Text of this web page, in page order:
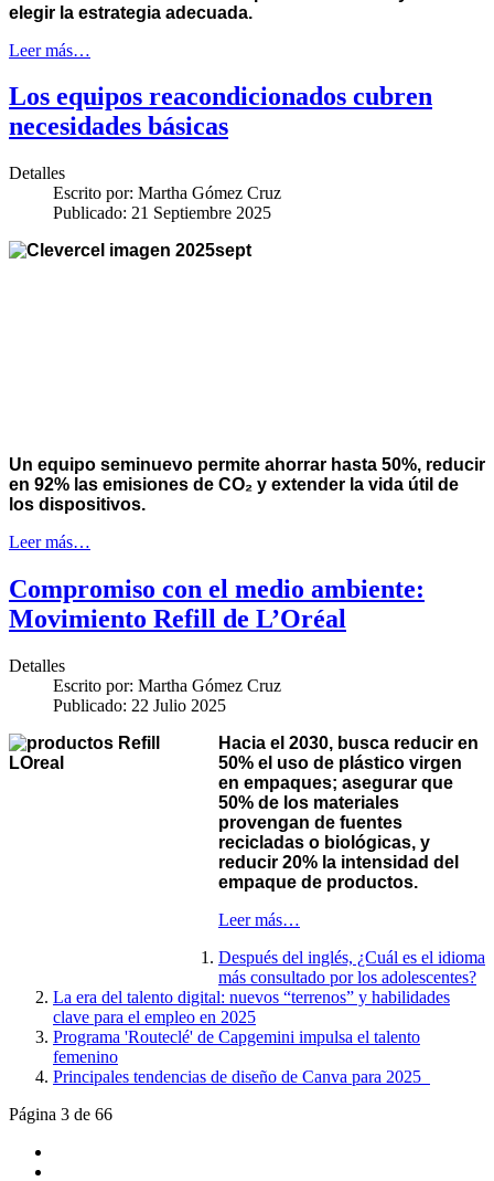
elegir la estrategia adecuada.
Leer más…
Los equipos reacondicionados cubren
necesidades básicas
Detalles
Escrito por: Martha Gómez Cruz
Publicado: 21 Septiembre 2025
Un equipo seminuevo permite ahorrar hasta 50%, reducir
en 92% las emisiones de CO₂ y extender la vida útil de
los dispositivos.
Leer más…
Compromiso con el medio ambiente:
Movimiento Refill de L’Oréal
Detalles
Escrito por: Martha Gómez Cruz
Publicado: 22 Julio 2025
Hacia el 2030, busca reducir en
50% el uso de plástico virgen
en empaques; asegurar que
50% de los materiales
provengan de fuentes
recicladas o biológicas, y
reducir 20% la intensidad del
empaque de productos.
Leer más…
Después del inglés, ¿Cuál es el idioma
más consultado por los adolescentes?
La era del talento digital: nuevos “terrenos” y habilidades
clave para el empleo en 2025
Programa 'Routeclé' de Capgemini impulsa el talento
femenino
Principales tendencias de diseño de Canva para 2025
Página 3 de 66